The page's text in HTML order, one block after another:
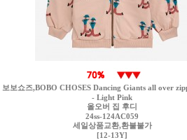
보보쇼즈,BOBO CHOSES Dancing Giants all over
- Light Pink
올오버 집 후디
24ss-124AC059
세일상품교환,환불불가
[12-13Y]